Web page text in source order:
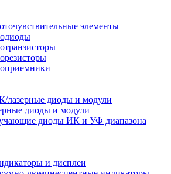
элементы
лазерные диоды и модули
диоды и модули
диоды ИК и УФ диапазона
и дисплеи